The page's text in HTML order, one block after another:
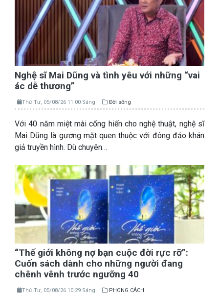
Nghệ sĩ Mai Dũng và tình yêu với những “vai
ác dễ thương”
Thứ Tư, 05/08/26 11:00 Sáng Đời sống
Với 40 năm miệt mài cống hiến cho nghệ thuật, nghệ sĩ
Mai Dũng là gương mặt quen thuộc với đông đảo khán
giả truyền hình. Dù chuyên…
“Thế giới không nợ bạn cuộc đời rực rỡ”:
Cuốn sách dành cho những người đang
chênh vênh trước ngưỡng 40
Thứ Tư, 05/08/26 10:29 Sáng PHONG CÁCH